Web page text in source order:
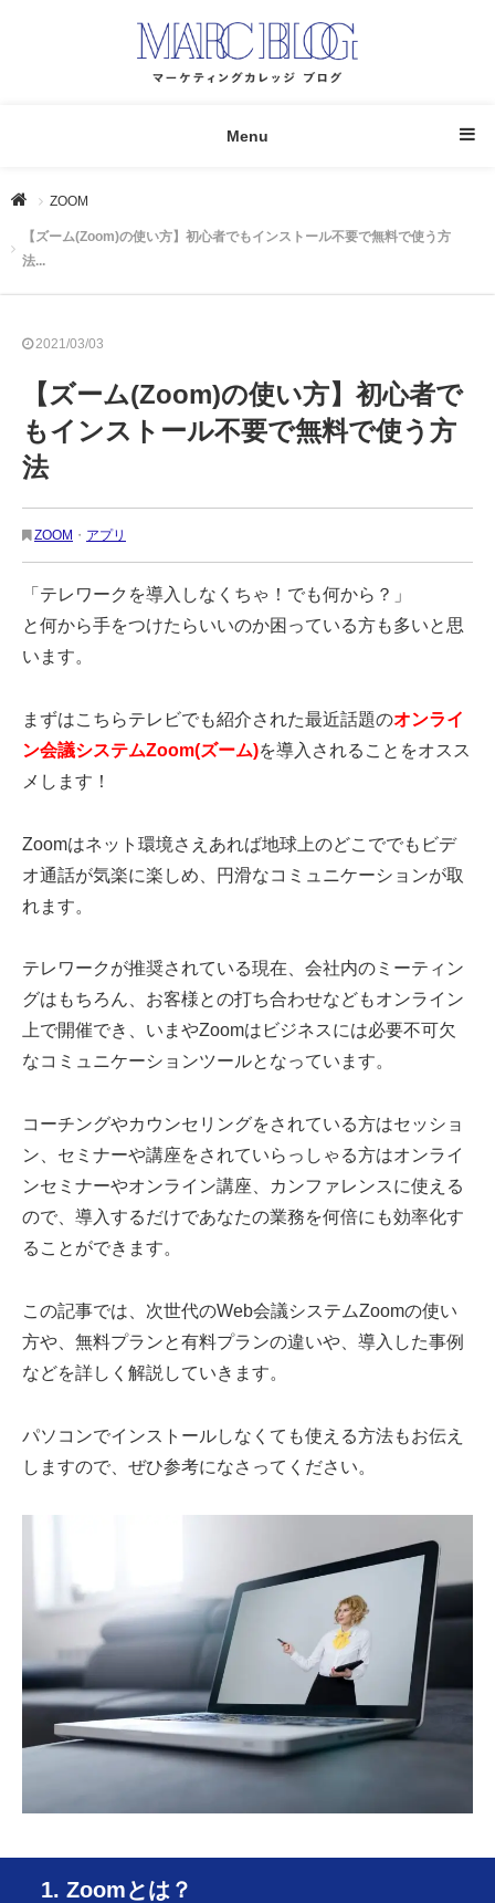
Menu
ZOOM
【ズーム(Zoom)の使い方】初心者でもインストール不要で無料で使う方
法...
2021/03/03
【ズーム(Zoom)の使い方】初心者で
もインストール不要で無料で使う方
法
ZOOM ・ アプリ
「テレワークを導入しなくちゃ！でも何から？」
と何から手をつけたらいいのか困っている方も多いと思
います。
まずはこちらテレビでも紹介された最近話題のオンライ
ン会議システムZoom(ズーム)を導入されることをオスス
メします！
Zoomはネット環境さえあれば地球上のどこででもビデ
オ通話が気楽に楽しめ、円滑なコミュニケーションが取
れます。
テレワークが推奨されている現在、会社内のミーティン
グはもちろん、お客様との打ち合わせなどもオンライン
上で開催でき、いまやZoomはビジネスには必要不可欠
なコミュニケーションツールとなっています。
コーチングやカウンセリングをされている方はセッショ
ン、セミナーや講座をされていらっしゃる方はオンライ
ンセミナーやオンライン講座、カンファレンスに使える
ので、導入するだけであなたの業務を何倍にも効率化す
ることができます。
この記事では、次世代のWeb会議システムZoomの使い
方や、無料プランと有料プランの違いや、導入した事例
などを詳しく解説していきます。
パソコンでインストールしなくても使える方法もお伝え
しますので、ぜひ参考になさってください。
1. Zoomとは？